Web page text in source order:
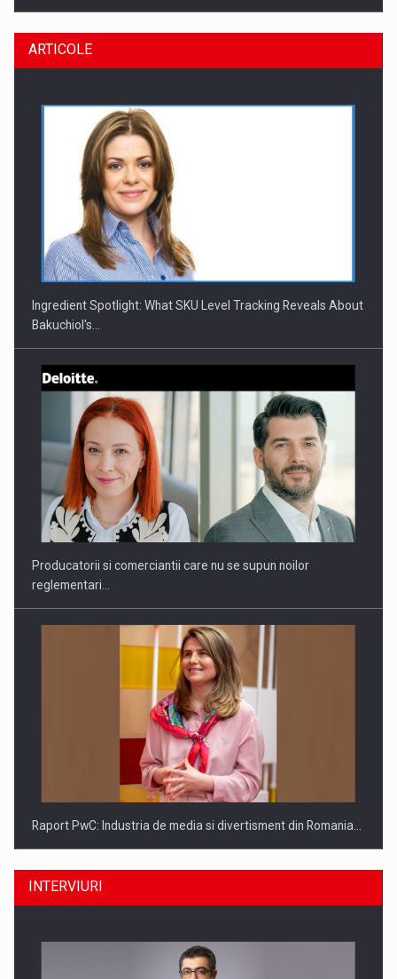
CEO Conference - Shaping The Future - Technology and…
Webinar - Business Evolution-RETHINK STRATEGY-Finantare
Investitii Digitalizare
ARTICOLE
Ingredient Spotlight: What SKU Level Tracking Reveals About
Bakuchiol's…
Producatorii si comerciantii care nu se supun noilor
reglementari…
Raport PwC: Industria de media si divertisment din Romania…
INTERVIURI